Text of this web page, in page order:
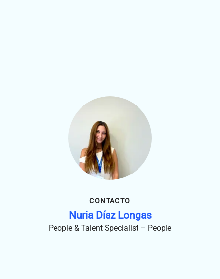
CONTACTO
Nuria Díaz Longas
People & Talent Specialist – People